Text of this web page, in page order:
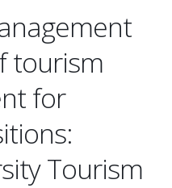
tourism
for
Tourism